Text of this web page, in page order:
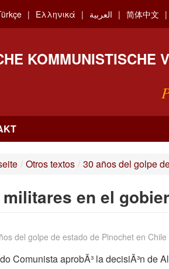
Ελληνικά العربية 简体中文
KOMMUNISTISCHE
/ Otros textos / 30 años del golpe
en el
del golpe de estado de Pinochet en
Comunista aprobÃ³ la decisiÃ³n de